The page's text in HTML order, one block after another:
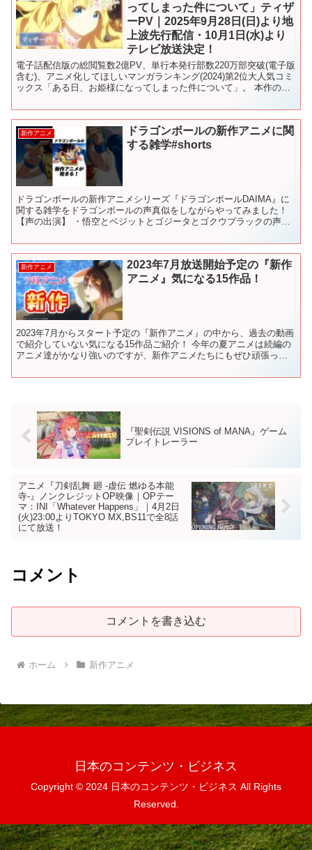
ってしまった件について」ティザ
ーPV｜2025年9月28日(日)より地
上波先行配信・10月1日(水)より
テレビ放送決定！
電子話配信版の総閲覧数2億PV、単行本発行部数220万部突破(電子版
含む)、アニメ化してほしいマンガランキング(2024)第2位大人気コミ
ックス「ある日、お姫様になってしまった件について」。 本作の待
新作アニメ
ドラゴンボールの新作アニメに関
する雑学#shorts
ドラゴンボールの新作アニメシリーズ『ドラゴンボールDAIMA』に
関する雑学をドラゴンボールの声真似をしながらやってみました！
【声の出演】 ・悟空とベジットとゴジータとゴクウブラックの声真
新作アニメ
2023年7月放送開始予定の『新作
アニメ』気になる15作品！
2023年7月からスタート予定の『新作アニメ』の中から、過去の動画
で紹介していない気になる15作品ご紹介！ 今年の夏アニメは続編の
アニメ達がかなり強いのですが、新作アニメたちにもぜひ頑張って
『聖剣伝説 VISIONS of MANA』ゲーム
プレイトレーラー
アニメ『刀剣乱舞 廻 -虚伝 燃ゆる本能
寺-』ノンクレジットOP映像｜OPテー
マ：INI「Whatever Happens」｜4月2日
(火)23:00よりTOKYO MX,BS11で全8話
にて放送！
コメント
コメントを書き込む
ホーム 新作アニメ
日本のコンテンツ・ビジネス
Copyright © 2024 日本のコンテンツ・ビジネス All Rights
Reserved.